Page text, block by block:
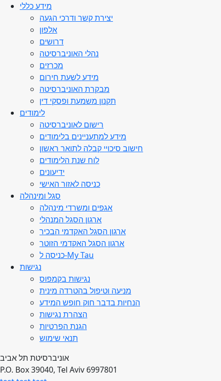
מידע כללי
יצירת קשר ודרכי הגעה
אלפון
דרושים
נהלי האוניברסיטה
מכרזים
מידע לשעת חירום
מבקרת האוניברסיטה
תקנון משמעת ופסקי דין
לימודים
רישום לאוניברסיטה
מידע למתעניינים בלימודים
חישוב סיכויי קבלה לתואר ראשון
לוח שנת הלימודים
ידיעונים
כניסה לאזור האישי
סגל ומינהלה
אגפים ומשרדי מינהלה
ארגון הסגל המנהלי
ארגון הסגל האקדמי הבכיר
ארגון הסגל האקדמי הזוטר
כניסה ל-My Tau
נגישות
נגישות בקמפוס
מניעה וטיפול בהטרדה מינית
הנחיות בדבר חוק חופש המידע
הצהרת נגישות
הגנת הפרטיות
תנאי שימוש
אוניברסיטת תל אביב
P.O. Box 39040, Tel Aviv 6997801